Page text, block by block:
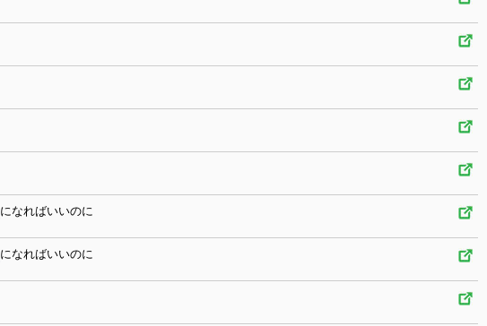
になればいいのに
になればいいのに